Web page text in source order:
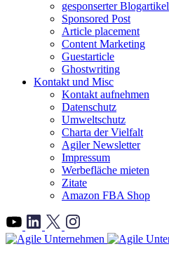
gesponserter Blogartikel
Sponsored Post
Article placement
Content Marketing
Guestarticle
Ghostwriting
Kontakt und Misc
Kontakt aufnehmen
Datenschutz
Umweltschutz
Charta der Vielfalt
Agiler Newsletter
Impressum
Werbefläche mieten
Zitate
Amazon FBA Shop
">